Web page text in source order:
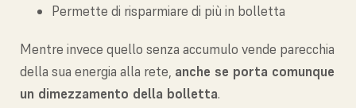
Permette di risparmiare di più in bolletta
Mentre invece quello senza accumulo vende parecchia
della sua energia alla rete, anche se porta comunque
un dimezzamento della bolletta.